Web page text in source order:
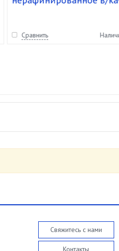
Сравнить
Свяжитесь с нами
Контакты